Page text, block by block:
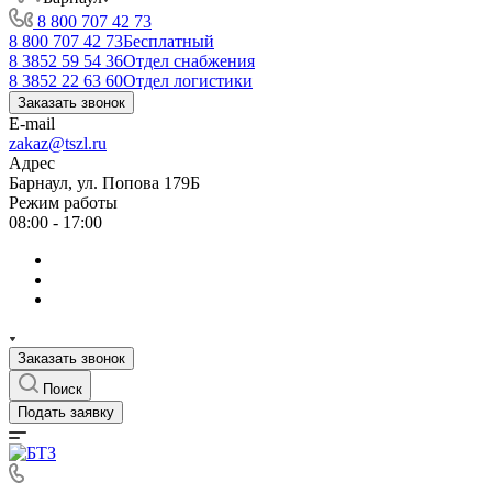
8 800 707 42 73
8 800 707 42 73Бесплатный
8 3852 59 54 36Отдел снабжения
8 3852 22 63 60Отдел логистики
Заказать звонок
E-mail
zakaz@tszl.ru
Адрес
Барнаул, ул. Попова 179Б
Режим работы
08:00 - 17:00
Заказать звонок
Поиск
Подать заявку